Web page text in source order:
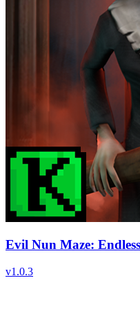
Evil Nun Maze:
v1.0.3